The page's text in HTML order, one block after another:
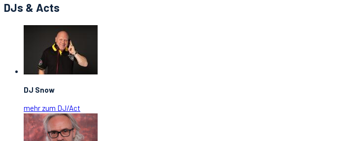
DJs & Acts
DJ Snow
mehr zum DJ/Act